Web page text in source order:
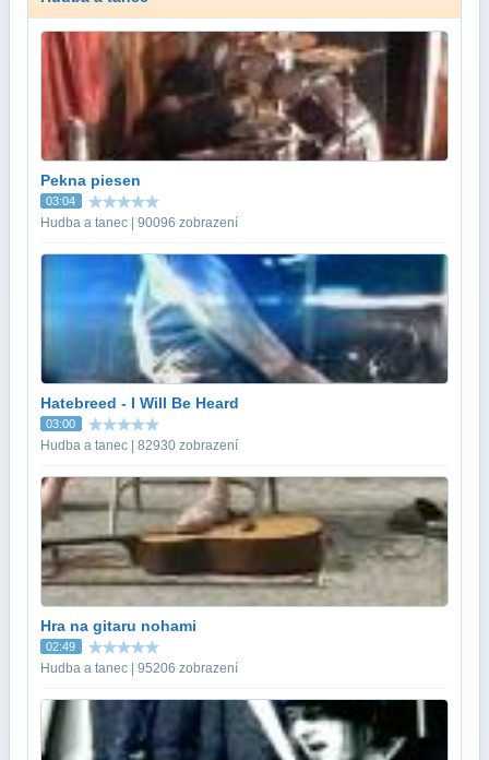
Pekna piesen
03:04
Hudba a tanec | 90096 zobrazení
Hatebreed - I Will Be Heard
03:00
Hudba a tanec | 82930 zobrazení
Hra na gitaru nohami
02:49
Hudba a tanec | 95206 zobrazení